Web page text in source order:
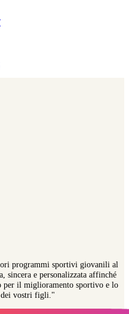
programmi sportivi giovanili al
sincera e personalizzata affinché
per il miglioramento sportivo e lo
dei vostri figli."